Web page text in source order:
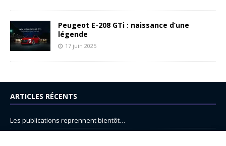
Peugeot E-208 GTi : naissance d’une
légende
17 juin 2025
ARTICLES RÉCENTS
Les publications reprennent bientôt…